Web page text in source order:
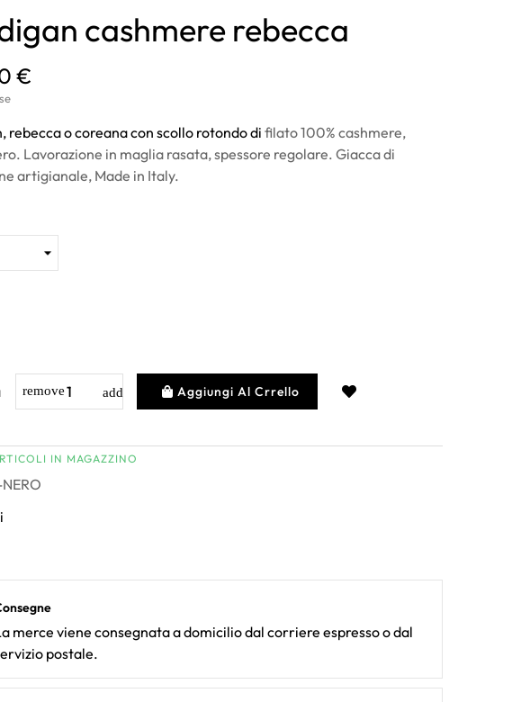
cashmere rebecca
€
rebecca o coreana con scollo rotondo di filato 100% cashmere,
Lavorazione in maglia rasata, spessore regolare. Giacca di
artigianale, Made in Italy.
Aggiungi Al Crrello
IN MAGAZZINO
merce viene consegnata a domicilio dal corriere espresso o dal
postale.